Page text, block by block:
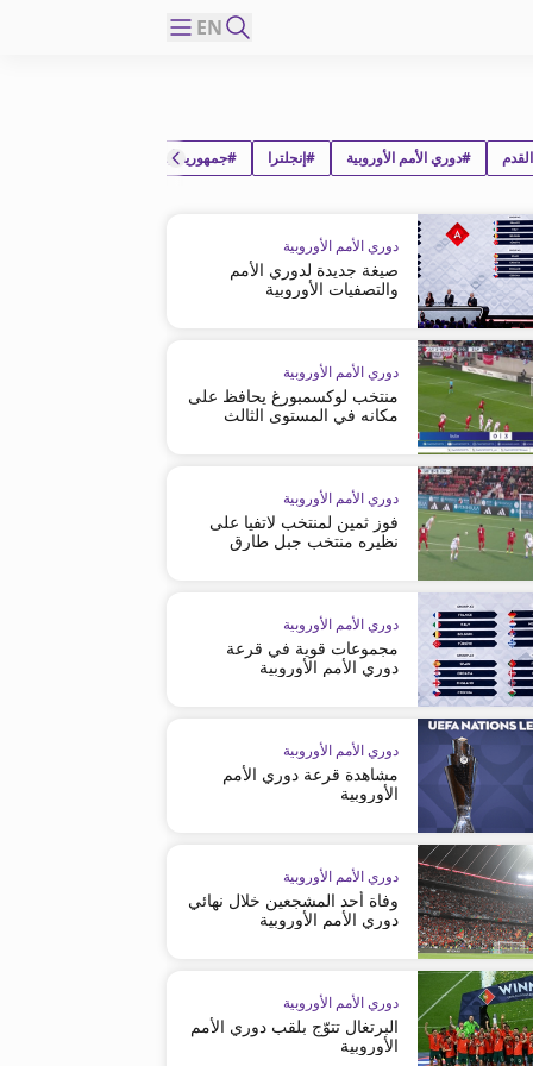
EN
#دوري الأمم الأوروبية #إنجلترا #جمهورية أيرلندا
دوري الأمم الأوروبية
صيغة جديدة لدوري الأمم
والتصفيات الأوروبية
دوري الأمم الأوروبية
منتخب لوكسمبورغ يحافظ على
مكانه في المستوى الثالث
دوري الأمم الأوروبية
فوز ثمين لمنتخب لاتفيا على
نظيره منتخب جبل طارق
دوري الأمم الأوروبية
مجموعات قوية في قرعة
دوري الأمم الأوروبية
دوري الأمم الأوروبية
مشاهدة قرعة دوري الأمم
الأوروبية
دوري الأمم الأوروبية
وفاة أحد المشجعين خلال نهائي
دوري الأمم الأوروبية
دوري الأمم الأوروبية
البرتغال تتوّج بلقب دوري الأمم
الأوروبية